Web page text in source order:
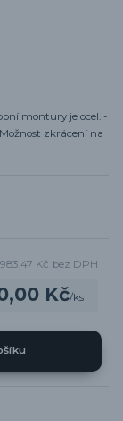
montury je ocel. -
zkrácení na
Kč/ks
983,47 Kč bez DPH